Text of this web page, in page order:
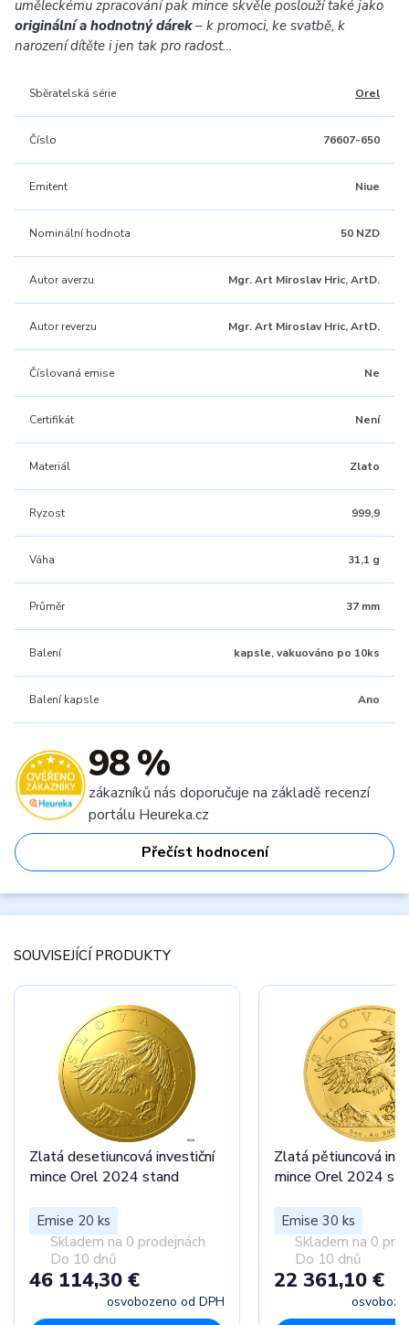
uměleckému zpracování pak mince skvěle poslouží také jako
originální a hodnotný dárek– k promoci, ke svatbě, k
narození dítěte i jen tak pro radost…
Sběratelská série Orel
Číslo 76607-650
Emitent Niue
Nominální hodnota 50 NZD
Autor averzu Mgr. Art Miroslav Hric, ArtD.
Autor reverzu Mgr. Art Miroslav Hric, ArtD.
Číslovaná emise Ne
Certifikát Není
Materiál Zlato
Ryzost 999,9
Váha 31,1 g
Průměr 37 mm
Balení kapsle, vakuováno po 10ks
Balení kapsle Ano
98 %
zákazníků nás doporučuje na základě recenzí
portálu Heureka.cz
Přečíst hodnocení
SOUVISEJÍCÍ PRODUKTY
Zlatá desetiuncová investiční
mince Orel 2024 stand
Emise 20 ks
Skladem na 0 prodejnách
Do 10 dnů
46 114,30 €
osvobozeno od DPH
Zlatá pětiuncová
mince Orel 2024
Emise 30 ks
Skladem na 0
Do 10 dnů
22 361,10 €